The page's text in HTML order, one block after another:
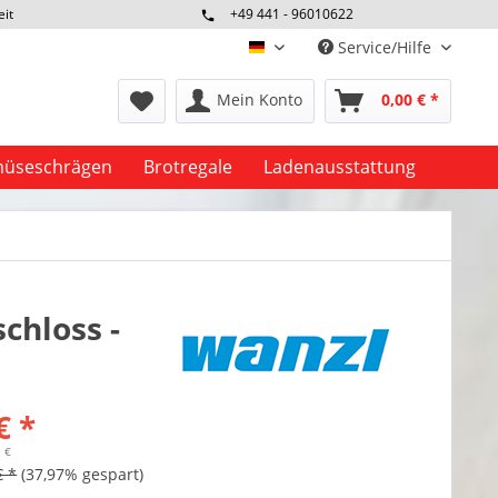
+49 441 - 96010622
deutsch Service/Hilfe
Mein Konto 0,00 € *
Brotregale Ladenausstattung
-
*
€
* (37,97% gespart)